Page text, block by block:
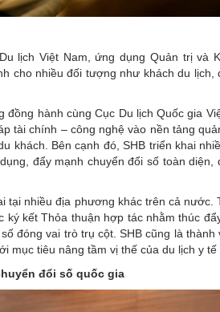
lịch Việt Nam, ứng dụng Quản trị và
cho nhiều đối tượng như khách du lịch,
hành cùng Cục Du lịch Quốc gia
tài chính – công nghệ vào nền tảng
khách. Bên cạnh đó, SHB triển khai
đẩy mạnh chuyển đổi số toàn diện,
nhiều địa phương khác trên cả nước.
kết Thỏa thuận hợp tác nhằm thúc
đóng vai trò trụ cột. SHB cũng là thành
mục tiêu nâng tầm vị thế của du lịch y tế
đổi số quốc gia